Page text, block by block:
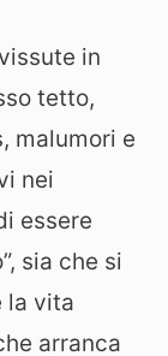
in
tetto,
malumori e
nei
essere
sia che si
la vita
arranca